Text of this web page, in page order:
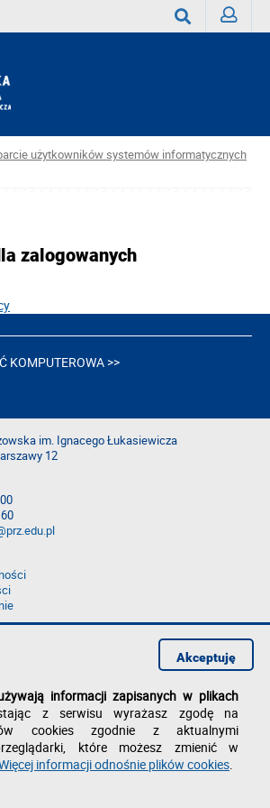
użytkowników systemów informatycznych
zalogowanych
KOMPUTEROWA >>
im. Ignacego Łukasiewicza
12
informacji zapisanych w plikach
z serwisu wyrażasz zgodę na
cookies zgodnie z aktualnymi
które możesz zmienić w
informacji odnośnie plików cookies.
Akceptuję